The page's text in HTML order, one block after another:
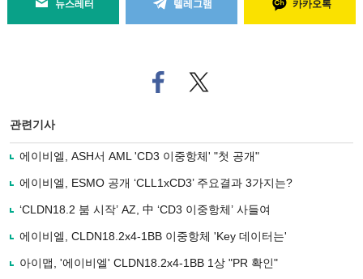
뉴스레터 텔레그램 카카오톡
페
이
로
사
유
기
트위
터로
관련기사
에이비엘, ASH서 AML 'CD3 이중항체' "첫 공개"
에이비엘, ESMO 공개 ‘CLL1xCD3’ 주요결과 3가지는?
‘CLDN18.2 붐 시작’ AZ, 中 ‘CD3 이중항체’ 사들여
에이비엘, CLDN18.2x4-1BB 이중항체 'Key 데이터는'
아이맵, '에이비엘' CLDN18.2x4-1BB 1상 "PR 확인"